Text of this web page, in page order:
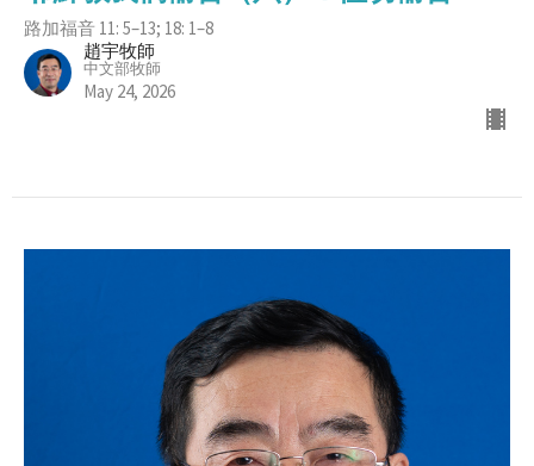
路加福音 11: 5–13; 18: 1–8
趙宇牧師
中文部牧師
May 24, 2026